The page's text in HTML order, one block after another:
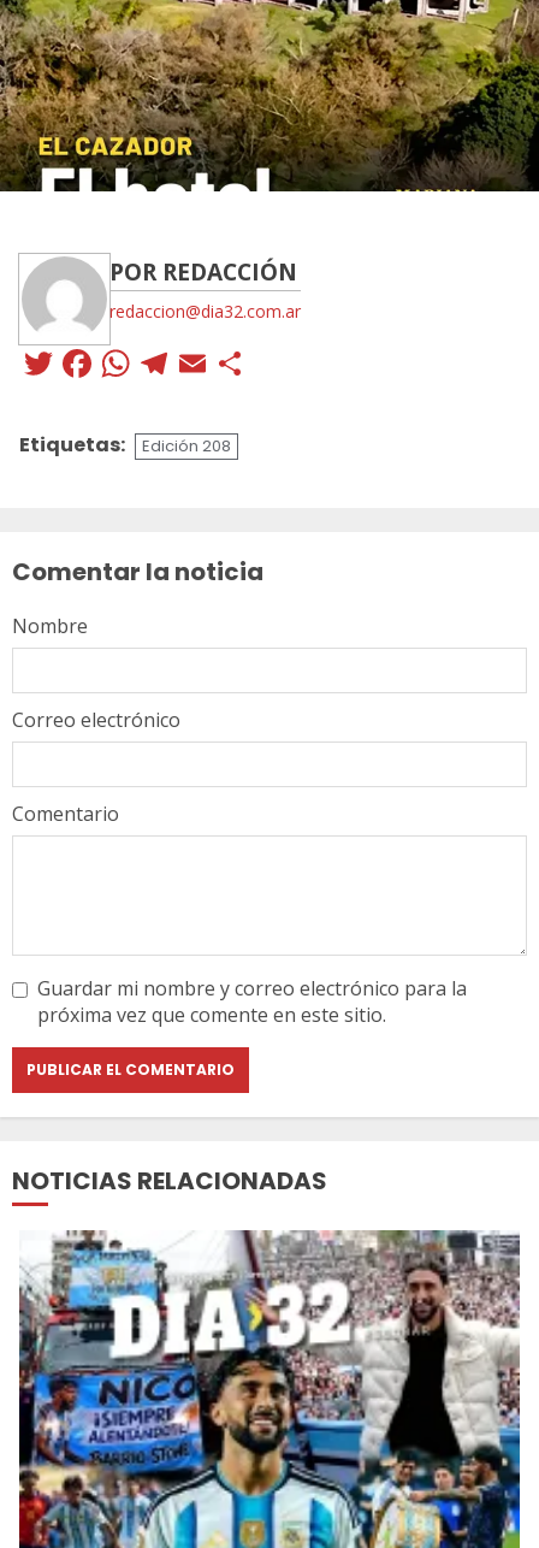
POR REDACCIÓN
redaccion@dia32.com.ar
Twitter
Facebook
WhatsApp
Telegram
Email
Etiquetas: Edición 208
Comentar la noticia
Comentario
Nombre
Correo electrónico
Guardar mi nombre y correo electrónico para la
próxima vez que comente en este sitio.
NOTICIAS RELACIONADAS